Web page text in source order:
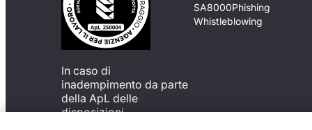
In caso di
inadempimento da parte
della ApL delle
disposizioni
SA8000Phishing
Whistleblowing